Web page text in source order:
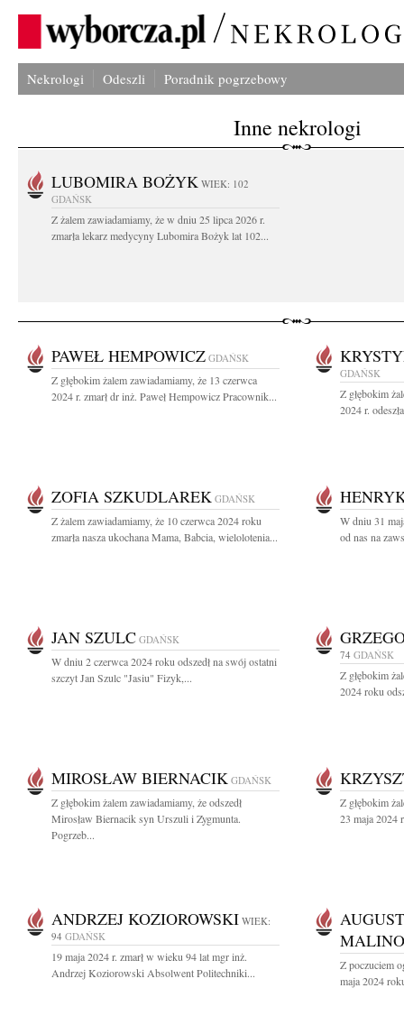
Nekrologi Odeszli Poradnik pogrzebowy
Inne nekrologi
LUBOMIRA BOŻYK WIEK: 102
GDAŃSK
Z żalem zawiadamiamy, że w dniu 25 lipca 2026 r.
zmarła lekarz medycyny Lubomira Bożyk lat 102...
PAWEŁ HEMPOWICZ GDAŃSK
Z głębokim żalem zawiadamiamy, że 13 czerwca
2024 r. zmarł dr inż. Paweł Hempowicz Pracownik...
GDAŃSK
Z głębokim
2024 r.
ZOFIA SZKUDLAREK GDAŃSK
Z żalem zawiadamiamy, że 10 czerwca 2024 roku
zmarła nasza ukochana Mama, Babcia, wielolotenia...
W dniu 31
od nas na
JAN SZULC GDAŃSK
W dniu 2 czerwca 2024 roku odszedł na swój ostatni
szczyt Jan Szulc "Jasiu" Fizyk,...
74 GDAŃSK
Z głębokim
2024 roku
MIROSŁAW BIERNACIK GDAŃSK
Z głębokim żalem zawiadamiamy, że odszedł
Mirosław Biernacik syn Urszuli i Zygmunta.
Pogrzeb...
Z głębokim
23 maja 2024
ANDRZEJ KOZIOROWSKI WIEK:
94 GDAŃSK
19 maja 2024 r. zmarł w wieku 94 lat mgr inż.
Andrzej Koziorowski Absolwent Politechniki...
Z poczuciem
maja 2024